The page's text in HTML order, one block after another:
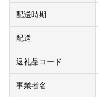
配送時期
配送
返礼品コード
事業者名